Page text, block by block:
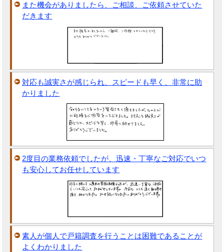
また機会がありましたら、ご相談、ご依頼させていた
だきます
対応も誠実さが感じられ、スピードも早く、非常に助
かりました
2度目の業務依頼でしたが、迅速・丁寧なご対応でいつ
も安心してお任せしています
素人が個人で戸籍調査を行うことは困難であることが
よくわかりました